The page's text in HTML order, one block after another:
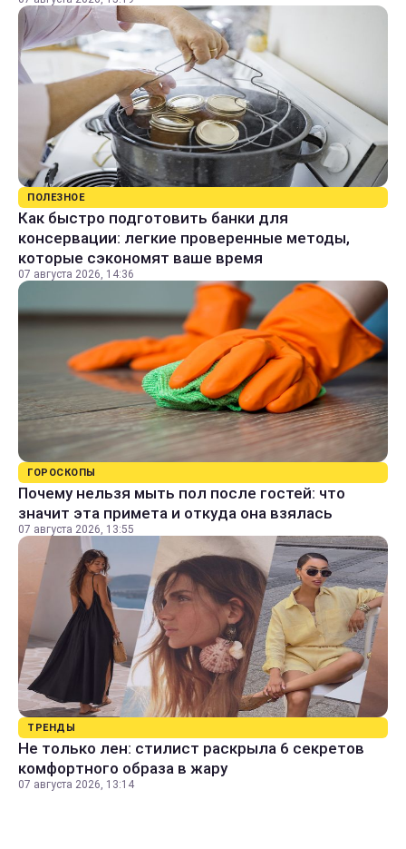
ПОЛЕЗНОЕ
Как быстро подготовить банки для
консервации: легкие проверенные методы,
которые сэкономят ваше время
07 августа 2026, 14:36
ГОРОСКОПЫ
Почему нельзя мыть пол после гостей: что
значит эта примета и откуда она взялась
07 августа 2026, 13:55
ТРЕНДЫ
Не только лен: стилист раскрыла 6 секретов
комфортного образа в жару
07 августа 2026, 13:14